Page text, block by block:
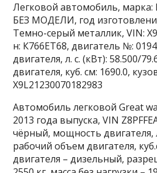
Легковой автомобиль,
БЕЗ МОДЕЛИ, год
Темно-серый металлик, VIN:
н: К766ЕТ68, двигатель №:
двигателя, л. с. (кВт): 58.500/
двигателя, куб. см: 1690.0,
X9L21230070182983
Автомобиль легковой Great
2013 года выпуска, VIN
чёрный, мощность двигателя,
рабочий объем двигателя,
двигателя – дизельный,